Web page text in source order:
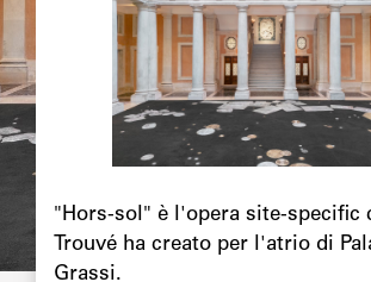
"Hors-sol" è l'opera site-specific
Trouvé ha creato per l'atrio di
Grassi.